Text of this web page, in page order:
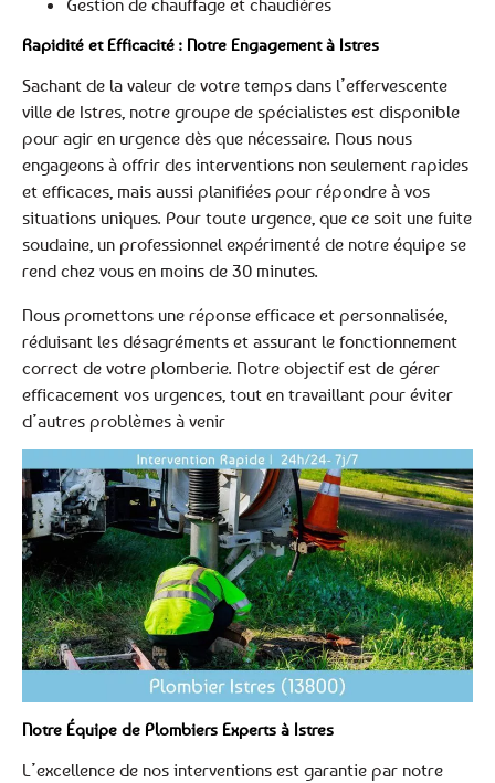
Gestion de chauffage et chaudières
Rapidité et Efficacité : Notre Engagement à Istres
Sachant de la valeur de votre temps dans l’effervescente
ville de Istres, notre groupe de spécialistes est disponible
pour agir en urgence dès que nécessaire. Nous nous
engageons à offrir des interventions non seulement rapides
et efficaces, mais aussi planifiées pour répondre à vos
situations uniques. Pour toute urgence, que ce soit une fuite
soudaine, un professionnel expérimenté de notre équipe se
rend chez vous en moins de 30 minutes.
Nous promettons une réponse efficace et personnalisée,
réduisant les désagréments et assurant le fonctionnement
correct de votre plomberie. Notre objectif est de gérer
efficacement vos urgences, tout en travaillant pour éviter
d’autres problèmes à venir
Notre Équipe de Plombiers Experts à Istres
L’excellence de nos interventions est garantie par notre